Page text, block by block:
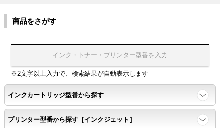
商品をさがす
※2文字以上入力で、検索結果が自動表示します
インクカートリッジ型番から探す
プリンター型番から探す［インクジェット］